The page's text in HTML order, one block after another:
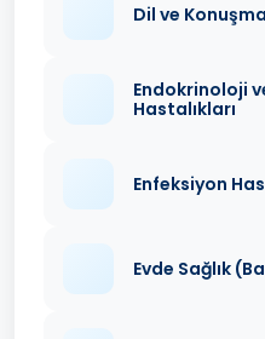
Dil ve
Endokrinoloji
Hastalıkları
Enfeksiyon
Evde Sağlık